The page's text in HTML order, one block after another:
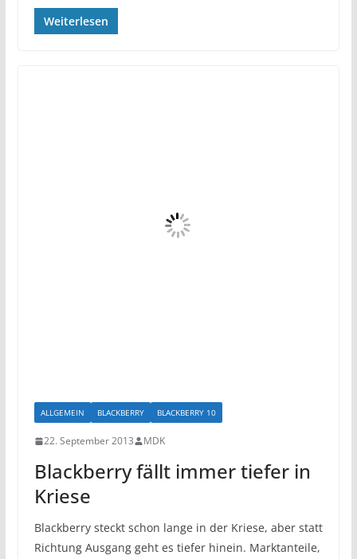
Weiterlesen
ALLGEMEIN BLACKBERRY BLACKBERRY 10
22. September 2013 MDK
Blackberry fällt immer tiefer in
Kriese
Blackberry steckt schon lange in der Kriese, aber statt
Richtung Ausgang geht es tiefer hinein. Marktanteile,